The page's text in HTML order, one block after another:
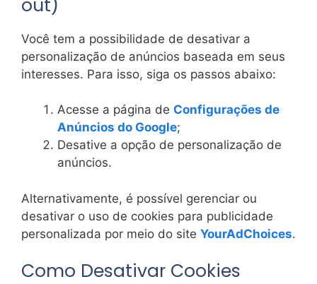
out)
Você tem a possibilidade de desativar a
personalização de anúncios baseada em seus
interesses. Para isso, siga os passos abaixo:
Acesse a página de Configurações de
Anúncios do Google;
Desative a opção de personalização de
anúncios.
Alternativamente, é possível gerenciar ou
desativar o uso de cookies para publicidade
personalizada por meio do site YourAdChoices.
Como Desativar Cookies